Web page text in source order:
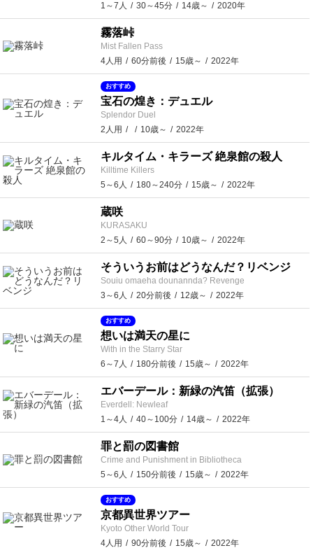
1～7人
30～45分 14歳～ 2020年
霧落峠
Mist Fallen Pass
4人用
60分前後 15歳～ 2022年
おすすめ
宝石の煌き：デュエル
Splendor Duel
2人用
10歳～ 2022年
キルタイム・キラーズ 絶泉館の殺人
Killtime Killers
5～6人
180～240分 15歳～ 2022年
蔵咲
KURASAKU
2～5人
60～90分 10歳～ 2022年
そういうお前はどうなんだ？リベンジ
Souiu omaeha dounannda? Revenge
3～6人
20分前後 12歳～ 2022年
おすすめ
想いは満天の星に
With in the Starry Star
6～7人
180分前後 15歳～ 2022年
エバーデール：新緑の汽笛（拡張）
Everdell: Newleaf
1～4人
40～100分 14歳～ 2022年
罪と罰の図書館
Crime and Punishment in Bibliotheca
5～6人
150分前後 15歳～ 2022年
おすすめ
京都異世界ツアー
Kyoto Other World Tour
4人用
90分前後 15歳～ 2022年